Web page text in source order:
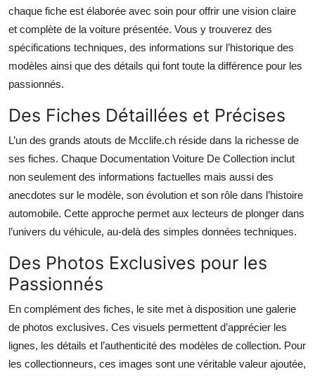
chaque fiche est élaborée avec soin pour offrir une vision claire
et complète de la voiture présentée. Vous y trouverez des
spécifications techniques, des informations sur l’historique des
modèles ainsi que des détails qui font toute la différence pour les
passionnés.
Des Fiches Détaillées et Précises
L’un des grands atouts de Mcclife.ch réside dans la richesse de
ses fiches. Chaque Documentation Voiture De Collection inclut
non seulement des informations factuelles mais aussi des
anecdotes sur le modèle, son évolution et son rôle dans l’histoire
automobile. Cette approche permet aux lecteurs de plonger dans
l’univers du véhicule, au-delà des simples données techniques.
Des Photos Exclusives pour les
Passionnés
En complément des fiches, le site met à disposition une galerie
de photos exclusives. Ces visuels permettent d’apprécier les
lignes, les détails et l’authenticité des modèles de collection. Pour
les collectionneurs, ces images sont une véritable valeur ajoutée,